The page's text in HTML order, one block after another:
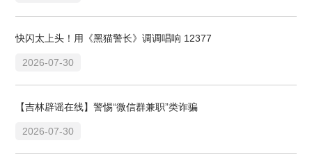
快闪太上头！用《黑猫警长》调调唱响 12377
2026-07-30
【吉林辟谣在线】警惕“微信群兼职”类诈骗
2026-07-30